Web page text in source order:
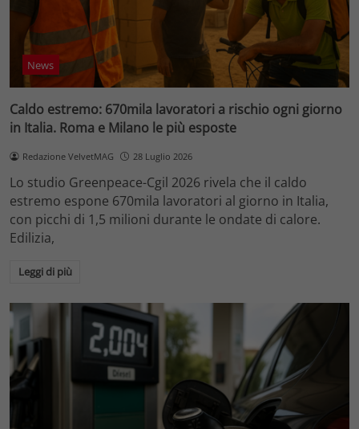
News
Caldo estremo: 670mila lavoratori a rischio ogni giorno
in Italia. Roma e Milano le più esposte
Redazione VelvetMAG 28 Luglio 2026
Lo studio Greenpeace-Cgil 2026 rivela che il caldo
estremo espone 670mila lavoratori al giorno in Italia,
con picchi di 1,5 milioni durante le ondate di calore.
Edilizia,
Leggi di più